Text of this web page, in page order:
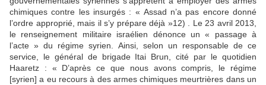
chimiques contre les insurgés : « Assad n’a pas encore donné
l’ordre approprié, mais il s’y prépare déjà »12) . Le 23 avril 2013,
le renseignement militaire israélien dénonce un « passage à
l’acte » du régime syrien. Ainsi, selon un responsable de ce
service, le général de brigade Itai Brun, cité par le quotidien
Haaretz : « D’après ce que nous avons compris, le régime
[syrien] a eu recours à des armes chimiques meurtrières dans un